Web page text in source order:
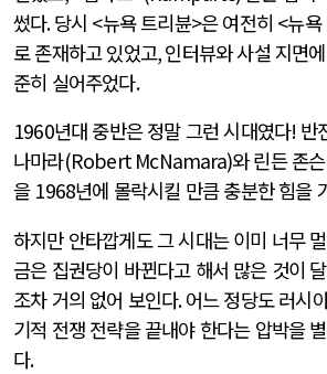
썼다.당시 <뉴욕 트리뷴>은 여전히 <뉴욕
로 존재하고 있었고,인터뷰와 사설 지면
준히 실어주었다.
1960년대 중반은 정말 그런 시대였다! 반
나마라(Robert McNamara)와 린든 존슨
을 1968년에 몰락시킬 만큼 충분한 힘을
하지만 안타깝게도 그 시대는 이미 너무
금은 집권당이 바뀐다고 해서 많은 것이
조차 거의 없어 보인다.어느 정당도 러시
기적 전쟁 전략을 끝내야 한다는 압박을
다.